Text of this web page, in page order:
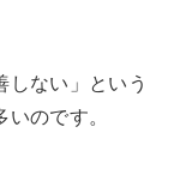
しない」という
のです。